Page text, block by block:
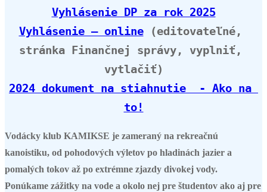
Vyhlásenie DP za rok 2025
Vyhlásenie – online (editovateľné,
stránka Finančnej správy, vyplniť,
vytlačiť)
2024 dokument na stiahnutie  - Ako na
to!
Vodácky klub KAMIKSE je zameraný na rekreačnú
kanoistiku, od pohodových výletov po hladinách jazier a
pomalých tokov až po extrémne zjazdy divokej vody.
Ponúkame zážitky na vode a okolo nej pre študentov ako aj pre